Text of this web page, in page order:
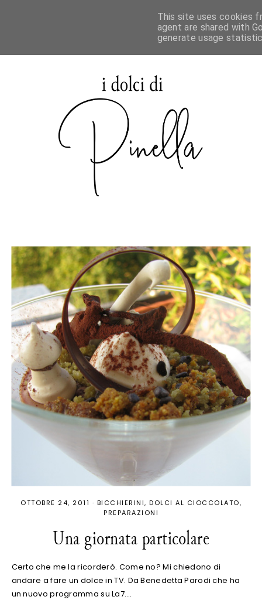
OTTOBRE 24, 2011 · BICCHIERINI
DOLCI AL CIOCCOLATO
PREPARAZIONI
Una giornata particolare
Certo che me la ricorderò. Come no? Mi chiedono di
andare a fare un dolce in TV. Da Benedetta Parodi che ha
un nuovo programma su La7.…
This site uses cookies
agent are shared with
generate usage